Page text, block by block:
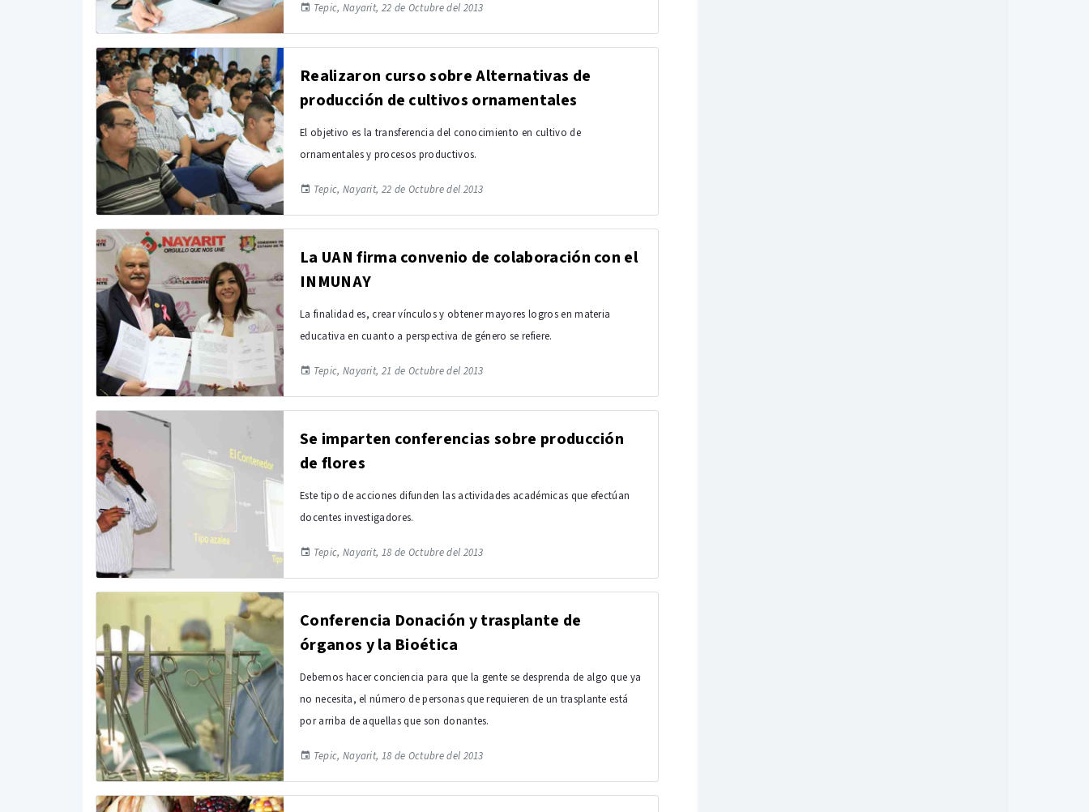
Tepic, Nayarit, 22 de Octubre del 2013
Realizaron curso sobre Alternativas de
producción de cultivos ornamentales
El objetivo es la transferencia del conocimiento en cultivo de
ornamentales y procesos productivos.
Tepic, Nayarit, 22 de Octubre del 2013
La UAN firma convenio de colaboración con el
INMUNAY
La finalidad es, crear vínculos y obtener mayores logros en materia
educativa en cuanto a perspectiva de género se refiere.
Tepic, Nayarit, 21 de Octubre del 2013
Se imparten conferencias sobre producción
de flores
Este tipo de acciones difunden las actividades académicas que efectúan
docentes investigadores.
Tepic, Nayarit, 18 de Octubre del 2013
Conferencia Donación y trasplante de
órganos y la Bioética
Debemos hacer conciencia para que la gente se desprenda de algo que ya
no necesita, el número de personas que requieren de un trasplante está
por arriba de aquellas que son donantes.
Tepic, Nayarit, 18 de Octubre del 2013